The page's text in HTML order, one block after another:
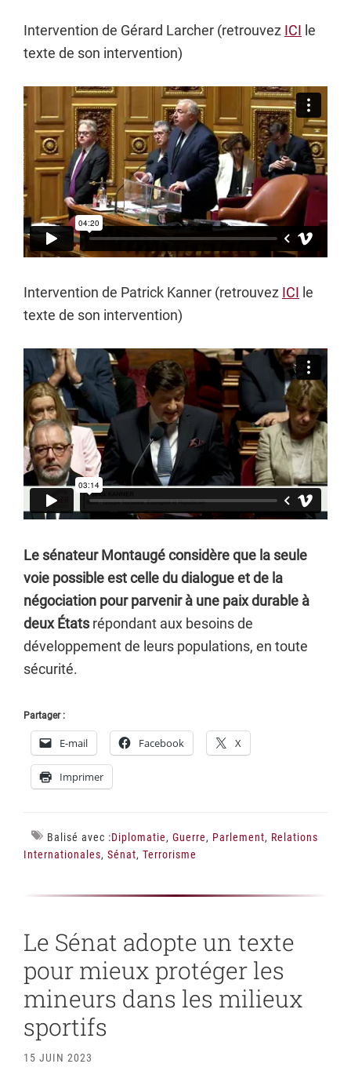
Intervention de Gérard Larcher (retrouvez ICI le
texte de son intervention)
Intervention de Patrick Kanner (retrouvez ICI le
texte de son intervention)
Le sénateur Montaugé considère que la seule
voie possible est celle du dialogue et de la
négociation pour parvenir à une paix durable à
deux États répondant aux besoins de
développement de leurs populations, en toute
sécurité.
Partager :
E-mail Facebook X
Imprimer
Balisé avec :Diplomatie, Guerre, Parlement, Relations
Internationales, Sénat, Terrorisme
Le Sénat adopte un texte
pour mieux protéger les
mineurs dans les milieux
sportifs
15 JUIN 2023